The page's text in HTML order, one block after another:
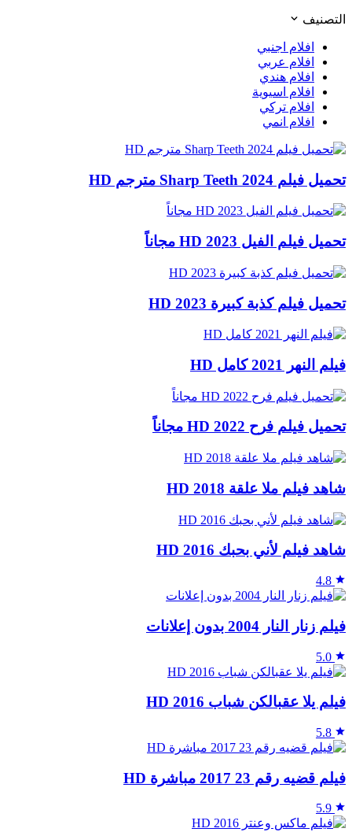
التصنيف
افلام اجنبي
افلام عربي
افلام هندي
افلام اسيوية
افلام تركي
افلام انمي
تحميل فيلم Sharp Teeth 2024 مترجم HD
تحميل فيلم الفيل 2023 HD مجاناً
تحميل فيلم كذبة كبيرة 2023 HD
فيلم النهر 2021 كامل HD
تحميل فيلم فرح 2022 HD مجاناً
شاهد فيلم ملا علقة 2018 HD
شاهد فيلم ﻷني بحبك 2016 HD
4.8
فيلم زنار النار 2004 بدون إعلانات
5.0
فيلم يلا عقبالكن شباب 2016 HD
5.8
فيلم قضيه رقم 23 2017 مباشرة HD
5.9